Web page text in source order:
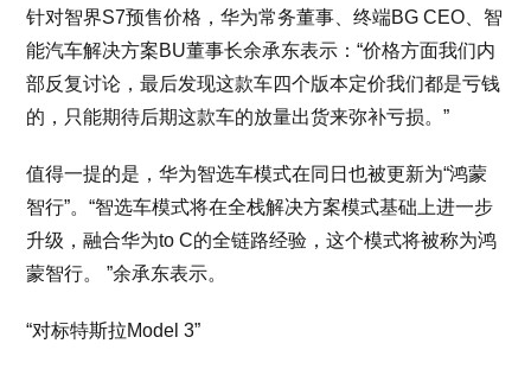
针对智界S7预售价格，华为常务董事、终端BG CEO、智
能汽车解决方案BU董事长余承东表示：“价格方面我们内
部反复讨论，最后发现这款车四个版本定价我们都是亏钱
的，只能期待后期这款车的放量出货来弥补亏损。”
值得一提的是，华为智选车模式在同日也被更新为“鸿蒙
智行”。“智选车模式将在全栈解决方案模式基础上进一步
升级，融合华为to C的全链路经验，这个模式将被称为鸿
蒙智行。 ”余承东表示。
“对标特斯拉Model 3”